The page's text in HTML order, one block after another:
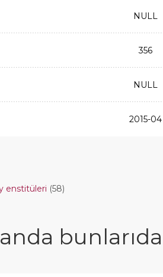
NULL
356
NULL
2015-04
enstitüleri (58)
bunlarıda